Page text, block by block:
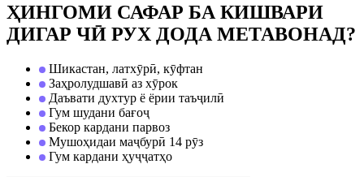
ҲИНГОМИ САФАР БА КИШВАРИ
ДИГАР ЧӢ РУХ ДОДА МЕТАВОНАД?
Шикастан, латхӯрӣ, кӯфтан
Заҳролудшавӣ аз хӯрок
Даъвати духтур ё ёрии таъҷилӣ
Гум шудани бағоҷ
Бекор кардани парвоз
Мушоҳидаи маҷбурӣ 14 рӯз
Гум кардани ҳуҷҷатҳо